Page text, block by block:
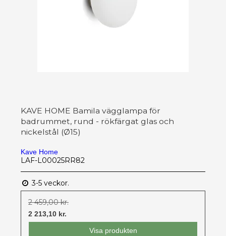
KAVE HOME Bamila vägglampa för
badrummet, rund - rökfärgat glas och
nickelstål (Ø15)
Kave Home
LAF-L00025RR82
3-5 veckor.
2 459,00 kr.
2 213,10 kr.
Visa produkten